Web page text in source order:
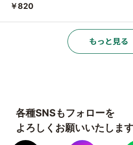
￥820
各種SNSもフォローを
よろしくお願いいたします